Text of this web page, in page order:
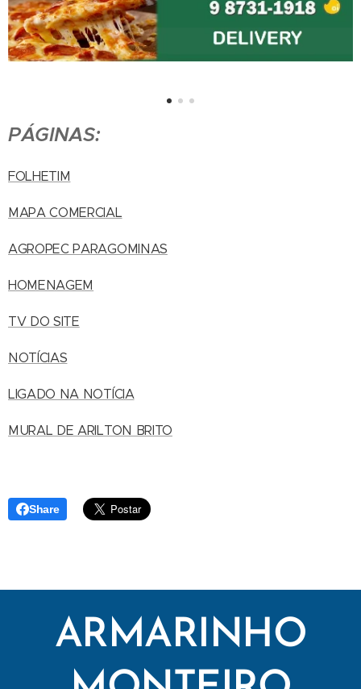
PÁGINAS:
FOLHETIM
MAPA COMERCIAL
AGROPEC PARAGOMINAS
HOMENAGEM
TV DO SITE
NOTÍCIAS
LIGADO NA NOTÍCIA
MURAL DE ARILTON BRITO
Share
ARMARINHO